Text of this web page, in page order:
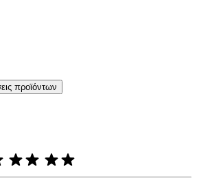
σε διαχείριση από το
τη μορφή αξιολογήσεων προϊόντων και
προϊόντων